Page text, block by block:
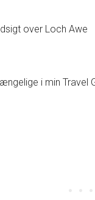
over Loch Awe
i min Travel